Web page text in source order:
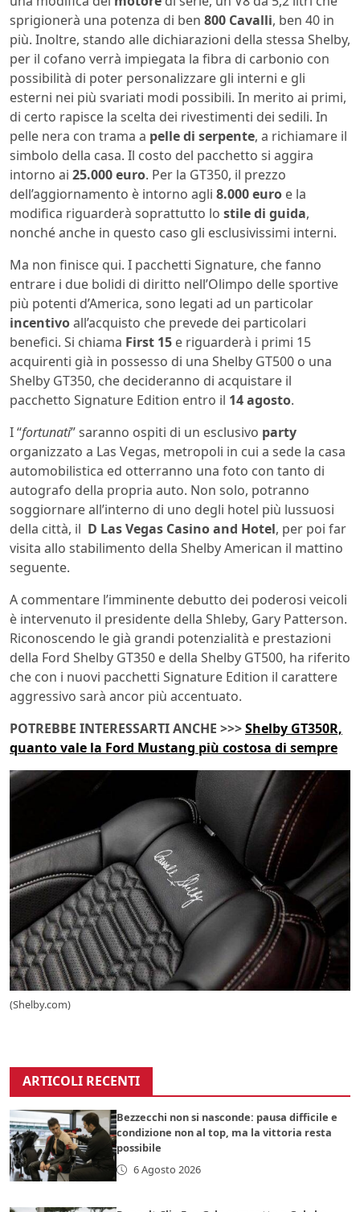
sprigionerà una potenza di ben 800 Cavalli, ben 40 in
più. Inoltre, stando alle dichiarazioni della stessa Shelby,
per il cofano verrà impiegata la fibra di carbonio con
possibilità di poter personalizzare gli interni e gli
esterni nei più svariati modi possibili. In merito ai primi,
di certo rapisce la scelta dei rivestimenti dei sedili. In
pelle nera con trama a pelle di serpente, a richiamare il
simbolo della casa. Il costo del pacchetto si aggira
intorno ai 25.000 euro. Per la GT350, il prezzo
dell’aggiornamento è intorno agli 8.000 euro e la
modifica riguarderà soprattutto lo stile di guida,
nonché anche in questo caso gli esclusivissimi interni.
Ma non finisce qui. I pacchetti Signature, che fanno
entrare i due bolidi di diritto nell’Olimpo delle sportive
più potenti d’America, sono legati ad un particolar
incentivoall’acquisto che prevede dei particolari
benefici. Si chiama First 15 e riguarderà i primi 15
acquirenti già in possesso di una Shelby GT500 o una
Shelby GT350, che decideranno di acquistare il
pacchetto Signature Edition entro il 14 agosto.
I “fortunati” saranno ospiti di un esclusivo party
organizzato a Las Vegas, metropoli in cui a sede la casa
automobilistica ed otterranno una foto con tanto di
autografo della propria auto. Non solo, potranno
soggiornare all’interno di uno degli hotel più lussuosi
della città, il D Las Vegas Casino and Hotel, per poi far
visita allo stabilimento della Shelby American il mattino
seguente.
A commentare l’imminente debutto dei poderosi veicoli
è intervenuto il presidente della Shleby, Gary Patterson.
Riconoscendo le già grandi potenzialità e prestazioni
della Ford Shelby GT350 e della Shelby GT500, ha riferito
che con i nuovi pacchetti Signature Edition il carattere
aggressivo sarà ancor più accentuato.
POTREBBE INTERESSARTI ANCHE >>>Shelby GT350R,
quanto vale la Ford Mustang più costosa di sempre
(Shelby.com)
ARTICOLI RECENTI
Bezzecchi non si nasconde: pausa difficile e
condizione non al top, ma la vittoria resta
possibile
6 Agosto 2026